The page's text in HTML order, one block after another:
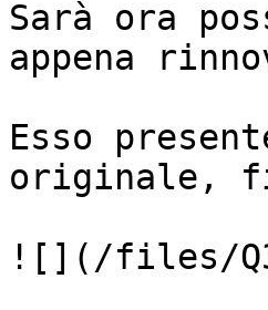
Sarà ora
appena
Esso
originale,
![](/files/